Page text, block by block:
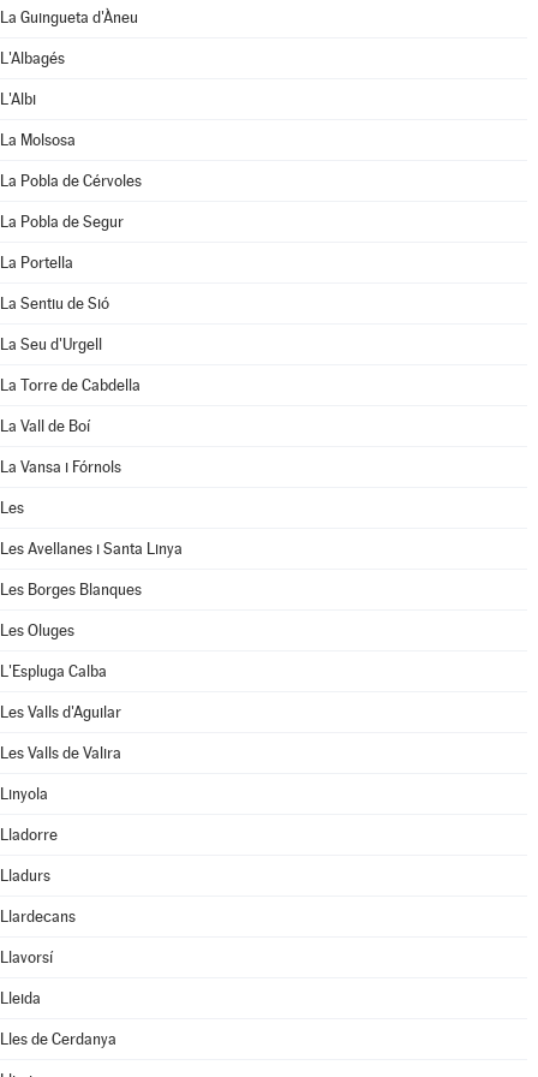
La Guingueta d'Àneu
L'Albagés
L'Albi
La Molsosa
La Pobla de Cérvoles
La Pobla de Segur
La Portella
La Sentiu de Sió
La Seu d'Urgell
La Torre de Cabdella
La Vall de Boí
La Vansa i Fórnols
Les
Les Avellanes i Santa Linya
Les Borges Blanques
Les Oluges
L'Espluga Calba
Les Valls d'Aguilar
Les Valls de Valira
Linyola
Lladorre
Lladurs
Llardecans
Llavorsí
Lleida
Lles de Cerdanya